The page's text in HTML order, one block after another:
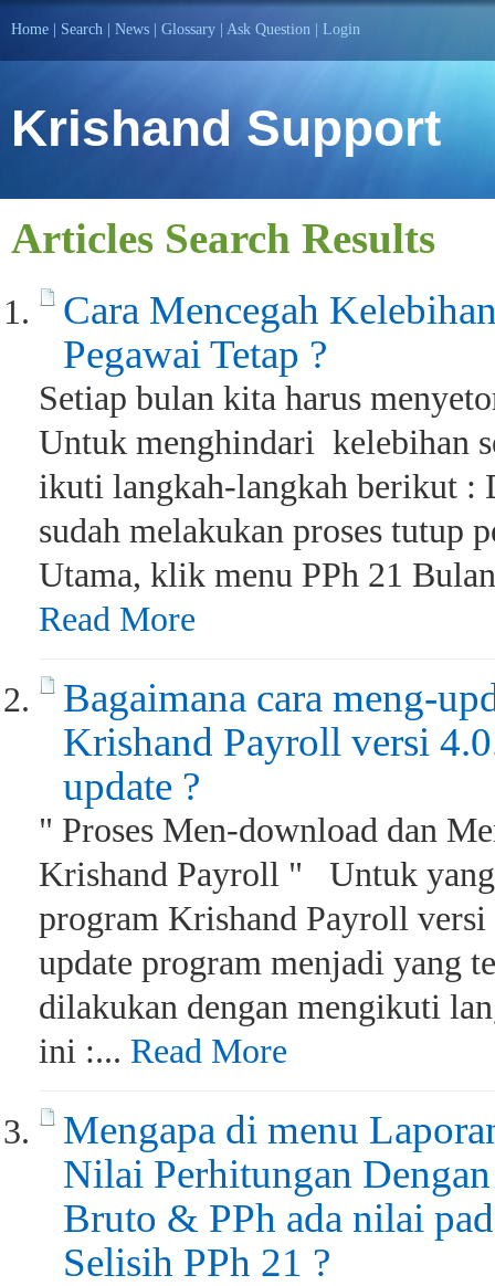
Home Search News Glossary Ask Question Login
Krishand Support
Articles Search Results
Cara Mencegah
Pegawai Tetap ?
Setiap bulan kita harus
Untuk menghindari kelebihan
ikuti langkah-langkah berikut :
sudah melakukan proses tutup
Utama, klik menu PPh 21
Read More
Bagaimana cara meng-
Krishand Payroll versi
update ?
" Proses Men-download dan
Krishand Payroll " Untuk
program Krishand Payroll
update program menjadi yang
dilakukan dengan mengikuti
ini :... Read More
Mengapa di menu
Nilai Perhitungan
Bruto & PPh ada nilai
Selisih PPh 21 ?